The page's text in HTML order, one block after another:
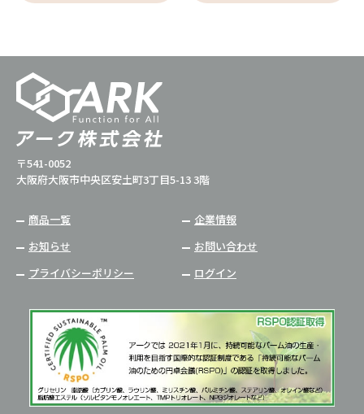
〒541-0052
大阪府大阪市中央区安土町3丁目5-13 3階
商品一覧
企業情報
お知らせ
お問い合わせ
プライバシーポリシー
ログイン